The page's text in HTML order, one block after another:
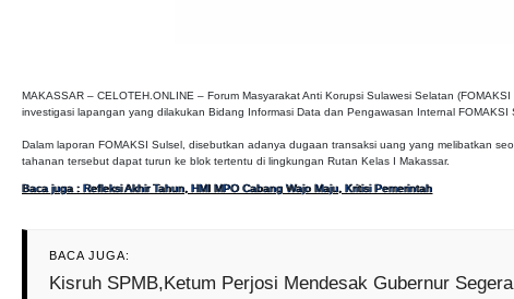
MAKASSAR – CELOTEH.ONLINE – Forum Masyarakat Anti Korupsi Sulawesi Selatan
investigasi lapangan yang dilakukan Bidang Informasi Data dan Pengawasan Internal FOMAKSI
Dalam laporan FOMAKSI Sulsel, disebutkan adanya dugaan transaksi uang yang melibatkan
tahanan tersebut dapat turun ke blok tertentu di lingkungan Rutan Kelas I Makassar.
Baca juga : Refleksi Akhir Tahun, HMI MPO Cabang Wajo Maju, Kritisi Pemerintah
BACA JUGA:
Kisruh SPMB,Ketum Perjosi Mendesak Gubernur